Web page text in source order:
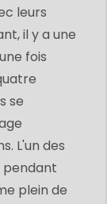
leurs
il y a une
fois
se
L'un des
pendant
plein de